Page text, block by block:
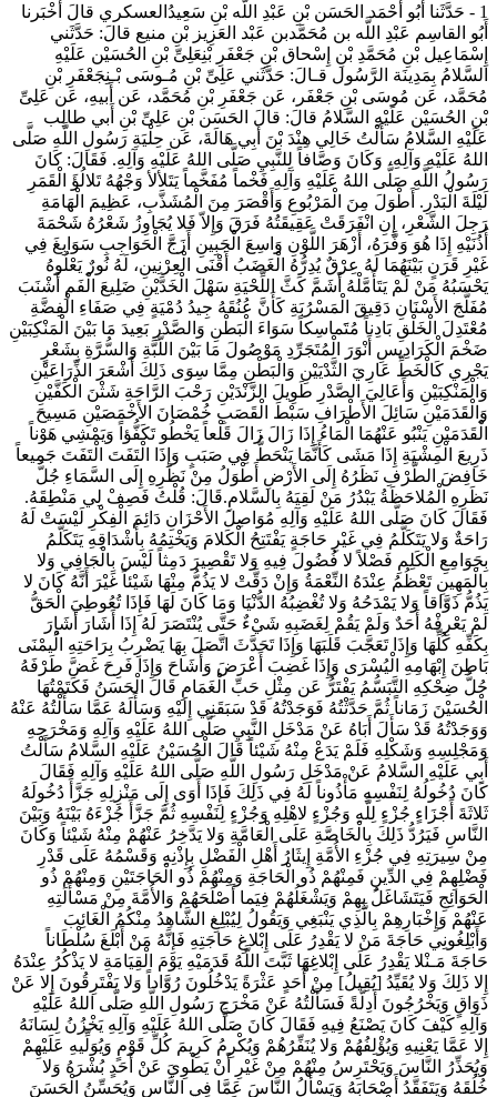
1 - حَدَّثَنا أَبُو أحْمَد الحَسَن بْنِ عَبْدِ اللَّه بْنِ سَعِيدُالعسكري قالَ أَخْبَرنا
أَبُو القاسِم عَبْدِ اللَّه بن مُحَمَّدبن عَبْد العَزِيز بْنِ منيع قالَ: حَدَّثَني
إِسْمَاعِيل بْنِ مُحَمَّدِ بْنِ إِسْحاق بْنِ جَعْفَرِ بْنِ‏عَلِىِّ بْنِ الحُسَيْن‏ عَلَيْهِ
السَّلامُ بِمَدِينَة الرَّسُول قـالَ: حَدَّثَني عَلِىِّ بْنِ مُـوسَى بْـنِجَعْفَرِ بْنِ
مُحَمَّد، عَن مُوسَى بْنِ جَعْفَر، عَن جَعْفَرِ بْنِ مُحَمَّد، عَن أَبيهِ، عَن عَلِىِّ
بْنِ الحُسَيْن‏ عَلَيْهِ السَّلامُ قالَ: قالَ الحَسَن بْنِ عَلِىِّ بْنِ أَبي طالِب‏
عَلَيْهِ السَّلامُ سَأَلْتُ خَالِي هِنْدَ بْنَ أَبِي هَالَةَ، عَن حِلْيَةِ رَسُولِ اللَّهِ‏ صَلَّى
اللهُ عَلَيْهِ وَآلِهِ، وَكَانَ وَصَّافاً لِلنَّبِيِ‏ صَلَّى اللهُ عَلَيْهِ وَآلِهِ. فَقَالَ: كَانَ
رَسُولُ اللَّهِ‏ صَلَّى اللهُ عَلَيْهِ وَآلِهِ فَخْماً مُفَخَّماً يَتَلألأ وَجْهُهُ تَلالُؤَ الْقَمَرِ
لَيْلَةَ الْبَدْرِ. أَطْوَلَ مِنَ الْمَرْبُوعِ وَأَقْصَرَ مِنَ الْمُشَذَّبِ، عَظِيمَ الْهَامَةِ
رَجِلَ الشَّعْرِ، إِنِ انْفَرَقَتْ عَقِيقَتُهُ فَرَقَ وَإِلاّ فَلا يُجَاوِزُ شَعْرُهُ شَحْمَةَ
أُذُنَيْهِ إِذَا هُوَ وَفَّرَهُ، أَزْهَرَ اللَّوْنِ وَاسِعَ الْجَبِينِ أَزَجَّ الْحَوَاجِبِ سَوَابِغَ فِي
غَيْرِ قَرَنٍ بَيْنَهُمَا لَهُ عِرْقٌ يُدِرُّهُ الْغَضَبُ أَقْنَى الْعِرْنِينِ، لَهُ نُورٌ يَعْلُوهُ
يَحْسَبُهُ مَنْ لَمْ يَتَأَمَّلْهُ أَشَمَّ كَثَّ اللِّحْيَةِ سَهْلَ الْخَدَّيْنِ ضَلِيعَ الْفَمِ أَشْنَبَ
مُفَلَّجَ الأَسْنَانِ دَقِيقَ الْمَسْرُبَةِ كَأَنَّ عُنُقَهُ جِيدُ دُمْيَةٍ فِي صَفَاءِ الْفِضَّةِ
مُعْتَدِلَ الْخَلْقِ بَادِناً مُتََماسِكاً سَوَاءَ الْبَطْنِ وَالصَّدْرِ بَعِيدَ مَا بَيْنَ الْمَنْكِبَيْنِ
ضَخْمَ الْكَرَادِيسِ أَنْوَرَ الْمُتَجَرِّدِ مَوْصُولَ مَا بَيْنَ اللَّبَّةِ وَالسُّرَّةِ بِشَعْرٍ
يَجْرِي كَالْخَطِّ عَارِيَ الثَّدْيَيْنِ وَالْبَطْنِ مِمَّا سِوَى ذَلِكَ أَشْعَرَ الذِّرَاعَيْنِ
وَالْمَنْكِبَيْنِ وَأَعَالِيَ الصَّدْرِ طَوِيلَ الزَّنْدَيْنِ رَحْبَ الرَّاحَةِ شَثْنَ الْكَفَّيْنِ
وَالْقَدَمَيْنِ سَائِلَ الأَطْرَافِ سَبْطَ الْقَصَبِ خُمْصَانَ الأَخْمَصَيْنِ مَسِيحَ
الْقَدَمَيْنِ يَنْبُو عَنْهُمَا الْمَاءُ إِذَا زَالَ زَالَ قَلْعاً يَخْطُو تَكَفُّؤاً وَيَمْشِي هَوْناً
ذَرِيعَ الْمِشْيَةِ إِذَا مَشَى كَأَنَّمَا يَنْحَطُّ فِي صَبَبٍ وَإِذَا الْتَفَتَ الْتَفَتَ جَمِيعاً
خَافِضَ الطَّرْفِ نَظَرُهُ إِلَى الأَرْضِ أَطْوَلُ مِنْ نَظَرِهِ إِلَى السَّمَاءِ جُلُّ
نَظَرِهِ الْمُلاحَظَةُ يَبْدُرُ مَنْ لَقِيَهُ بِالسَّلامِ.قَالَ: قُلْتُ فَصِفْ لِي مَنْطِقَهُ.
فَقَالَ كَانَ‏ صَلَّى اللهُ عَلَيْهِ وَآلِهِ مُوَاصِلَ الأَحْزَانِ دَائِمَ الْفِكْرِ لَيْسَتْ لَهُ
رَاحَةٌ وَلا يَتَكَلَّمُ فِي غَيْرِ حَاجَةٍ يَفْتَتِحُ الْكَلامَ وَيَخْتِمُهُ بِأَشْدَاقِهِ يَتَكَلَّمُ
بِجَوَامِعِ الْكَلِمِ فَصْلاً لا فُضُولَ فِيهِ وَلا تَقْصِيرَ دَمِثاً لَيْسَ بِالْجَافِي وَلا
بِالْمَهِينِ تَعْظُمُ عِنْدَهُ النِّعْمَةُ وَإِنْ دَقَّتْ لا يَذُمُّ مِنْهَا شَيْئاً غَيْرَ أَنَّهُ كَانَ لا
يَذُمُّ ذَوَّاقاً وَلا يَمْدَحُهُ وَلا تُغْضِبُهُ الدُّنْيَا وَمَا كَانَ لَهَا فَإِذَا تُعُوطِيَ الْحَقُّ
لَمْ يَعْرِفْهُ أَحَدٌ وَلَمْ يَقُمْ لِغَضَبِهِ شَيْ‏ءٌ حَتَّى يُنْتَصَرَ لَهُ إِذَا أَشَارَ أَشَارَ
بِكَفِّهِ كُلِّهَا وَإِذَا تَعَجَّبَ قَلَبَهَا وَإِذَا تَحَدَّثَ اتَّصَلَ بِهَا يَضْرِبُ بِرَاحَتِهِ الُْيمْنَى
بَاطِنَ إِبْهَامِهِ الْيُسْرَى وَإِذَا غَضِبَ أَعْرَضَ وَأَشَاحَ وَإِذَا فَرِحَ غَضَّ طَرْفَهُ
جُلُّ ضِحْكِهِ التَّبَسُّمُ يَفْتَرُّ عَن مِثْلِ حَبِّ الْغَمَامِ قَالَ الْحَسَنُ فَكَتَمْتُهَا
الْحُسَيْنَ زَمَاناً ثُمَّ حَدَّثْتُهُ فَوَجَدْتُهُ قَدْ سَبَقَنِي إِلَيْهِ وَسَأَلَهُ عَمَّا سَأَلْتُهُ عَنْهُ
وَوَجَدْتُهُ قَدْ سَأَلَ أَبَاهُ عَنْ مَدْخَلِ النَّبِيِ‏ صَلَّى اللهُ عَلَيْهِ وَآلِهِ وَمَخْرَجِهِ
وَمَجْلِسِهِ وَشَكْلِهِ فَلَمْ يَدَعْ مِنْهُ شَيْئاً قَالَ الْحُسَيْنُ‏ عَلَيْهِ السَّلامُ سَأَلْتُ
أَبِي‏ عَلَيْهِ السَّلامُ عَنْ مَدْخَلِ رَسُولِ اللَّهِ‏ صَلَّى اللهُ عَلَيْهِ وَآلِهِ فَقَالَ
كَانَ دُخُولُهُ لِنَفْسِهِ مَأْذُوناً لَهُ فِي ذَلِكَ فَإِذَا أَوَى إِلَى مَنْزِلِهِ جَزَّأَ دُخُولَهُ
ثَلاثَةَ أَجْزَاءٍ جُزْءٍ لِلَّهِ وَجُزْءٍ لاهْلِهِ وَجُزْءٍ لِنَفْسِهِ ثُمَّ جَزَّأَ جُزْءَهُ بَيْنَهُ وَبَيْنَ
النَّاسِ فَيَرُدُّ ذَلِكَ بِالْخَاصَّةِ عَلَى الْعَامَّةِ وَلا يَدَّخِرُ عَنْهُمْ مِنْهُ شَيْئاً وَكَانَ
مِنْ سِيرَتِهِ فِي جُزْءِ الأُمَّةِ إِيثَارُ أَهْلِ الْفَضْلِ بِإِذْنِهِ وَقَسْمُهُ عَلَى قَدْرِ
فَضْلِهِمْ فِي الدِّينِ فَمِنْهُمْ ذُو الْحَاجَةِ وَمِنْهُمْ ذُو الْحَاجَتَيْنِ وَمِنْهُمْ ذُو
الْحَوَائِجِ فَيَتَشَاغَلُ بِهِمْ وَيَشْغَلُهُمْ فِيَما أَصْلَحَهُمْ وَالأُمَّةَ مِنْ مَسْأَلَتِهِ
عَنْهُمْ وَإِخْبَارِهِمْ بِالَّذِي يَنْبَغِي وَيَقُولُ لِيُبْلِغِ الشَّاهِدُ مِنْكُمُ الْغَائِبَ
وَأَبْلِغُونِي حَاجَةَ مَنْ لا يَقْدِرُ عَلَى إِبْلاغِ حَاجَتِهِ فَإِنَّهُ مَنْ أَبْلَغَ سُلْطَاناً
حَاجَةَ مَـنْلا يَقْدِرُ عَلَى إِبْلاغِهَا ثَبَّتَ اللَّهُ قَدَمَيْهِ يَوْمَ الْقِيَامَةِ لا يَذْكُرُ عِنْدَهُ
إِلا ذَلِكَ وَلا يُقَيِّدُ [يُقِيلُ‏] مِنْ أَحَدٍ عَثْرَةً يَدْخُلُونَ رُوَّاداً وَلا يَفْتَرِقُونَ إِلا عَنْ
ذَوَاقٍ وَيَخْرُجُونَ أَدِلَّةً فَسَأَلْتُهُ عَنْ مَخْرَجِ رَسُولِ اللَّهِ صَلّى اللهُ عَلَيْهِ
وَآلِهِ كَيْفَ كَانَ يَصْنَعُ فِيهِ فَقَالَ كَانَ‏ صَلَّى اللهُ عَلَيْهِ وَآلِهِ يَخْزُنُ لِسَانَهُ
إِلا عَمَّا يَعْنِيهِ وَيُؤْلِفُهُمْ وَلا يُنَفِّرُهُمْ وَيُكْرِمُ كَرِيمَ كُلِّ قَوْمٍ وَيُوَلِّيهِ عَلَيْهِمْ
وَيُحَذِّرُ النَّاسَ وَيَحْتَرِسُ مِنْهُمْ مِنْ غَيْرِ أَنْ يَطْوِيَ عَنْ أَحَدٍ بُشْرَهُ وَلا
خُلُقَهُ وَيَتَفَقَّدُ أَصْحَابَهُ وَيَسْأَلُ النَّاسَ عَمَّا فِي النَّاسِ وَيُحَسِّنُ الْحَسَنَ